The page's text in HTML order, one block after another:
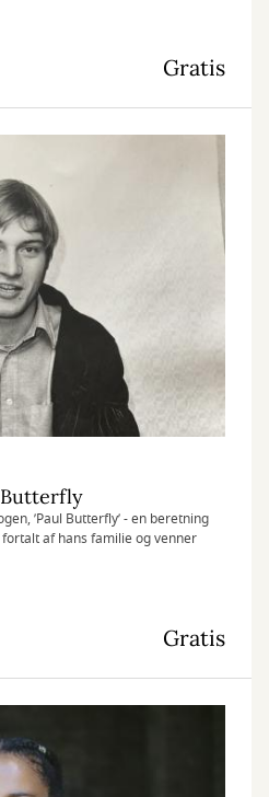
Gratis
Butterfly
’Paul Butterfly’ - en beretning
af hans familie og venner
Gratis